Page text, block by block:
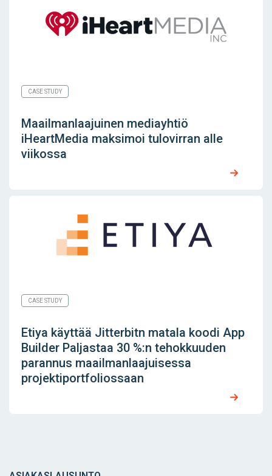
CASE STUDY
Maailmanlaajuinen mediayhtiö
iHeartMedia maksimoi tulovirran alle
viikossa
CASE STUDY
Etiya käyttää Jitterbitn matala koodi App
Builder Paljastaa 30 %:n tehokkuuden
parannus maailmanlaajuisessa
projektiportfoliossaan